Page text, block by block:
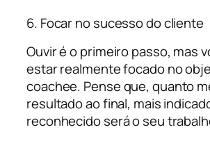
6. Focar no sucesso do cliente
Ouvir é o primeiro passo, mas
estar realmente focado no
coachee. Pense que, quanto
resultado ao final, mais
reconhecido será o seu